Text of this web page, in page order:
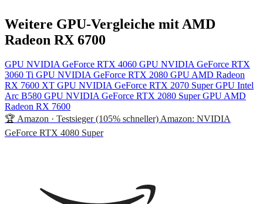
Weitere GPU-Vergleiche mit AMD
Radeon RX 6700
GPU NVIDIA GeForce RTX 4060 GPU NVIDIA GeForce RTX
3060 Ti GPU NVIDIA GeForce RTX 2080 GPUAMD Radeon
RX 7600 XT GPU NVIDIA GeForce RTX 2070 Super GPU Intel
Arc B580 GPU NVIDIA GeForce RTX 2080 Super GPUAMD
Radeon RX 7600
🏆 Amazon · Testsieger (105% schneller)Amazon: NVIDIA
GeForce RTX 4080 Super